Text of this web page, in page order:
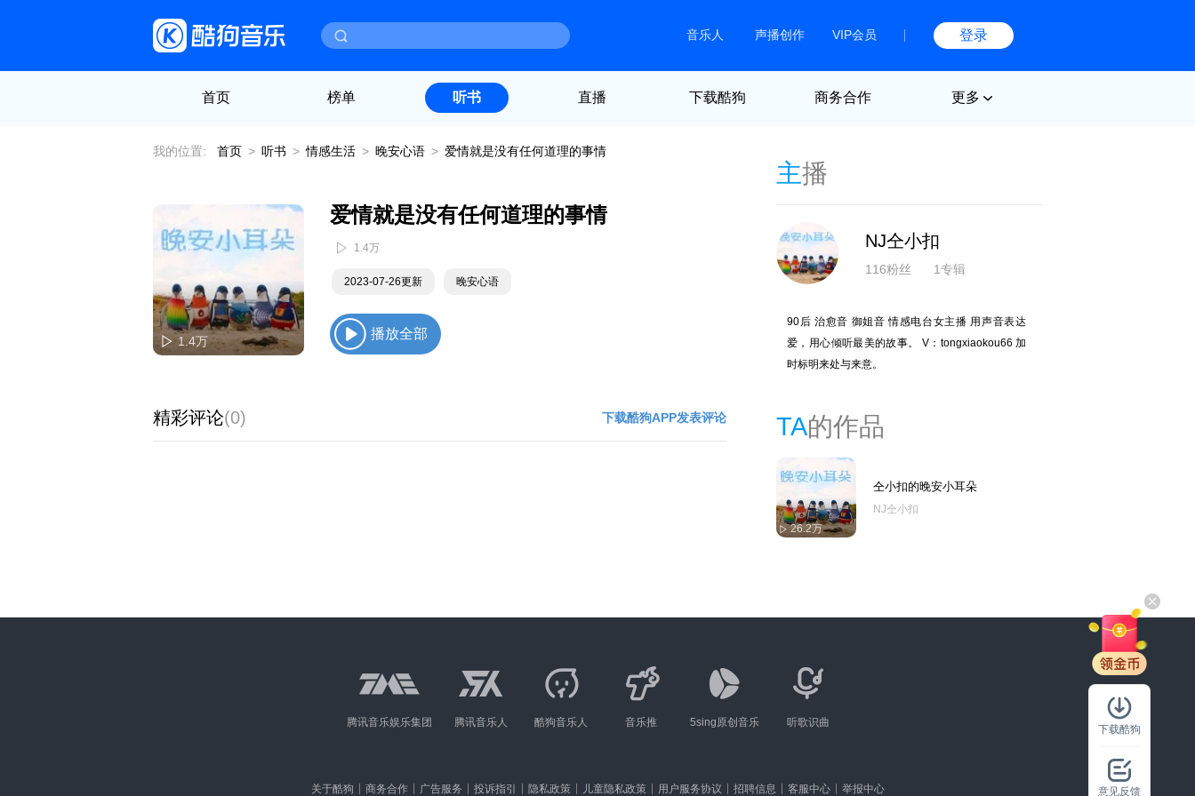
音乐人 声播创作 VIP会员 登录
首页 榜单 听书 直播 下载酷狗 商务合作 更多
我的位置: 首页 > 听书 > 情感生活 > 晚安心语 > 爱情就是没有任何道理的事情
1.4万
爱情就是没有任何道理的事情
1.4万
2023-07-26更新 晚安心语
播放全部
精彩评论(0) 下载酷狗APP发表评论
主播
NJ仝小扣
116粉丝 1专辑
90后 治愈音 御姐音 情感电台女主播 用声音表达
爱，用心倾听最美的故事。 V：tongxiaokou66 加
时标明来处与来意。​
TA的作品
26.2万
仝小扣的晚安小耳朵
NJ仝小扣
腾讯音乐娱乐集团 腾讯音乐人 酷狗音乐人 音乐推 5sing原创音乐 听歌识曲
关于酷狗 商务合作 广告服务 投诉指引 隐私政策 儿童隐私政策 用户服务协议 招聘信息 客服中心 举报中心
下载酷狗
意见反馈